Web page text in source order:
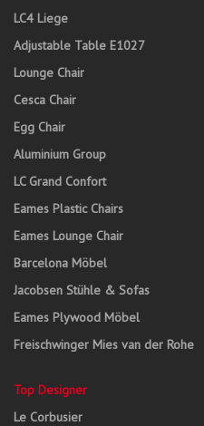
LC4 Liege
Adjustable Table E1027
Lounge Chair
Cesca Chair
Egg Chair
Aluminium Group
LC Grand Confort
Eames Plastic Chairs
Eames Lounge Chair
Barcelona Möbel
Jacobsen Stühle & Sofas
Eames Plywood Möbel
Freischwinger Mies van der Rohe
Top Designer
Le Corbusier